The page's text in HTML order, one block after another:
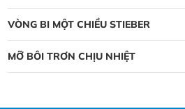
VÒNG BI MỘT CHIỀU STIEBER
MỠ BÔI TRƠN CHỊU NHIỆT